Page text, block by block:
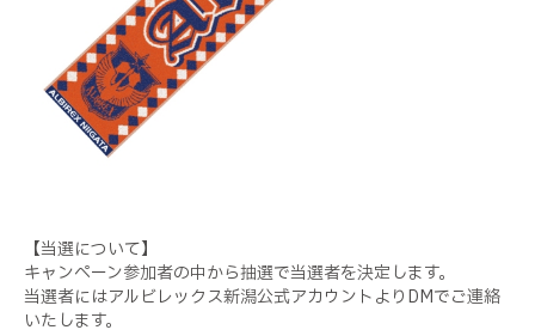
【当選について】
キャンペーン参加者の中から抽選で当選者を決定します。
当選者にはアルビレックス新潟公式アカウントよりDMでご連絡
いたします。